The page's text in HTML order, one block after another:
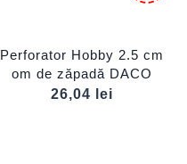
Perforator Hobby 2.5 cm
om de zăpadă DACO
26,04
lei